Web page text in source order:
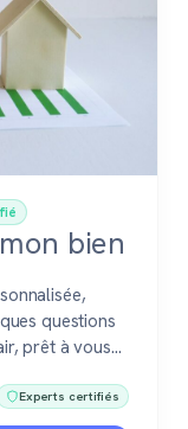
bien
questions
prêt à vous
100 %
Experts certifiés